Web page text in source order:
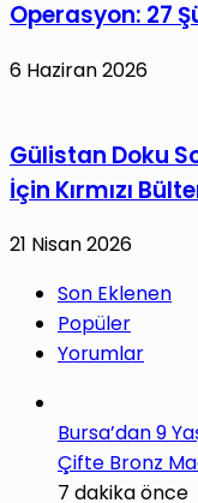
Operasyon: 27
6 Haziran 2026
Gülistan Doku
İçin Kırmızı
21 Nisan 2026
Son Eklenen
Popüler
Yorumlar
Bursa’dan 9
Çifte Bronz
7 dakika önce